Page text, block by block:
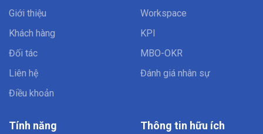
Giới thiệu
Khách hàng
Đối tác
Liên hệ
Điều khoản
Workspace
KPI
MBO-OKR
Đánh giá nhân sự
Tính năng Thông tin hữu ích